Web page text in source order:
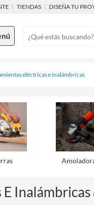
| TIENDAS | DISEÑA TU
eléctricas e inalámbricas
Inalámbricas